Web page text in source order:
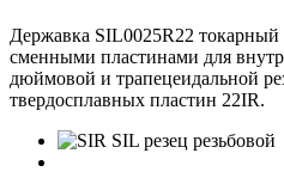
Державка SIL0025R22 токарный
сменными пластинами для
дюймовой и трапецеидальной
твердосплавных пластин 22IR.